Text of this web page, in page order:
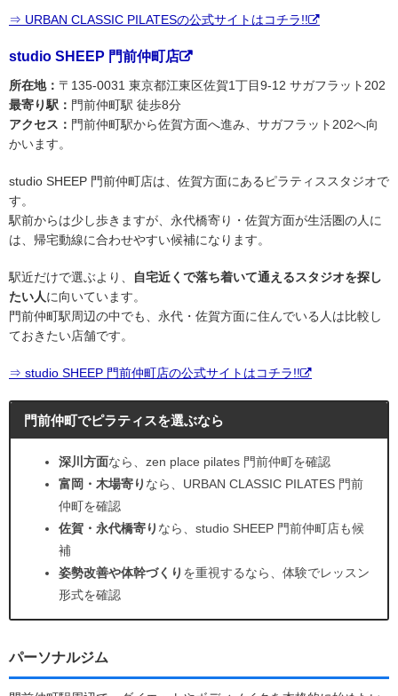
⇒ URBAN CLASSIC PILATESの公式サイトはコチラ!!
studio SHEEP 門前仲町店
所在地： 〒135-0031 東京都江東区佐賀1丁目9-12 サガフラット202
最寄り駅： 門前仲町駅 徒歩8分
アクセス： 門前仲町駅から佐賀方面へ進み、サガフラット202へ向
かいます。
studio SHEEP 門前仲町店は、佐賀方面にあるピラティススタジオで
す。
駅前からは少し歩きますが、永代橋寄り・佐賀方面が生活圏の人に
は、帰宅動線に合わせやすい候補になります。
駅近だけで選ぶより、
自宅近くで落ち着いて通えるスタジオを探し
たい人に向いています。
門前仲町駅周辺の中でも、永代・佐賀方面に住んでいる人は比較し
ておきたい店舗です。
⇒ studio SHEEP 門前仲町店の公式サイトはコチラ!!
門前仲町でピラティスを選ぶなら
深川方面なら、zen place pilates 門前仲町を確認
富岡・木場寄り なら、URBAN CLASSIC PILATES 門前
仲町を確認
佐賀・永代橋寄り なら、studio SHEEP 門前仲町店も候
補
姿勢改善や体幹づくり を重視するなら、体験でレッスン
形式を確認
パーソナルジム